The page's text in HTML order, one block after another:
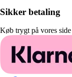
Sikker betaling
Køb trygt på vores side